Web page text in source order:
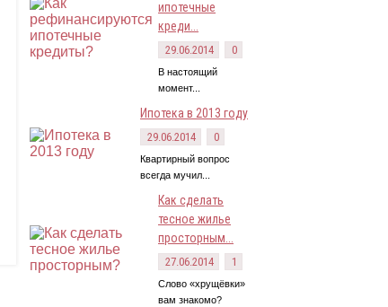
ипотечные
креди...
29.06.2014 0
В настоящий
момент...
Ипотека в 2013 году
29.06.2014 0
Квартирный вопрос
всегда мучил...
Как сделать
тесное жилье
просторным...
27.06.2014 1
Слово «хрущёвки»
вам знакомо?